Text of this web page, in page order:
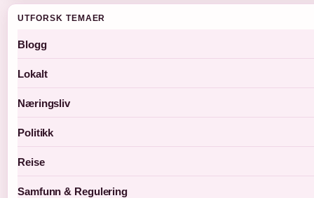
UTFORSK TEMAER
Blogg
Lokalt
Næringsliv
Politikk
Reise
Samfunn & Regulering